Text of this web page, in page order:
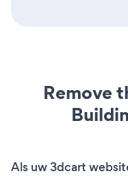
Remove
Als uw 3dcart